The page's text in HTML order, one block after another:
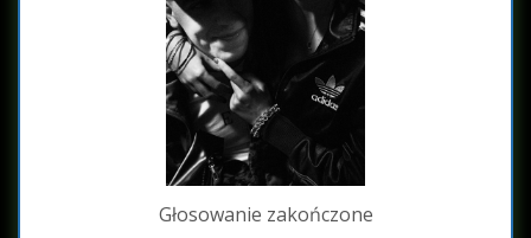
Głosowanie zakończone